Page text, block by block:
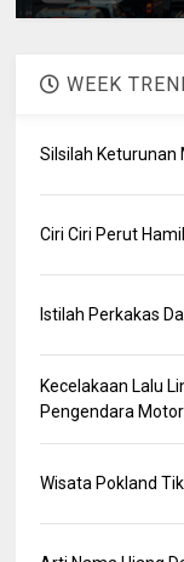
WEEK
Silsilah Keturunan
Ciri Ciri Perut
Istilah Perkakas
Kecelakaan Lalu
Pengendara
Wisata Pokland